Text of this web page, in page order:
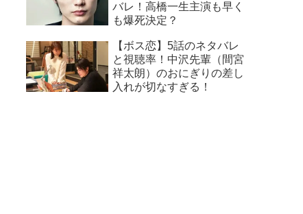
バレ！高橋一生主演も早く
も爆死決定？
【ボス恋】5話のネタバレ
と視聴率！中沢先輩（間宮
祥太朗）のおにぎりの差し
入れが切なすぎる！